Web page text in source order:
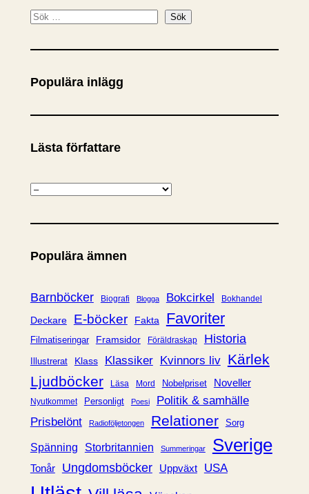
S
k
Sök
Populära inlägg
Lästa författare
K
t
g
r
i
Populära ämnen
Barnböcker Biografi Blogga Bokcirkel Bokhandel
Deckare E-böcker Fakta Favoriter
Filmatiseringar Framsidor Föräldraskap Historia
Illustrerat Klass Klassiker Kvinnors liv Kärlek
Ljudböcker
Läsa Mord Nobelpriset Noveller
Nyutkommet Personligt Poesi
Politik & samhälle
Prisbelönt
Radioföljetongen Relationer Sorg
Spänning Storbritannien Summeringar Sverige
Tonår Ungdomsböcker Uppväxt USA